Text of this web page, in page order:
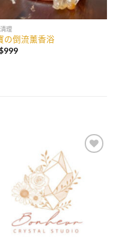
理
の倒流薰香浴
999